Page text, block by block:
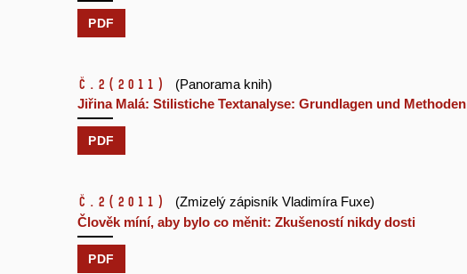
PDF
č.2 (2011)
(Panorama knih)
Jiřina Malá: Stilistiche Textanalyse: Grundlagen und Methoden
PDF
č.2 (2011)
(Zmizelý zápisník Vladimíra Fuxe)
Člověk míní, aby bylo co měnit: Zkušeností nikdy dosti
PDF